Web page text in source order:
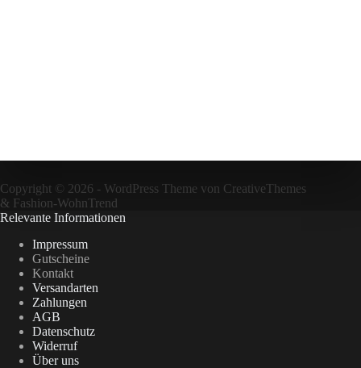
Copyright © 2026 - WordPress Theme von CreativeThemes
& Fashion-WohnTrend
Relevante Informationen
Impressum
Gutscheine
Kontakt
Versandarten
Zahlungen
AGB
Datenschutz
Widerruf
Über uns